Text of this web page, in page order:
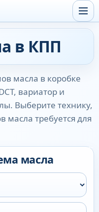
в КПП
масла в коробке
вариатор и
Выберите технику,
масла требуется для
масла